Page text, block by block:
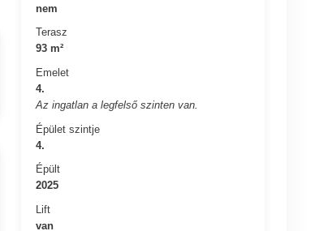
nem
Terasz
93 m²
Emelet
4.
Az ingatlan a legfelső szinten van.
Épület szintje
4.
Épült
2025
Lift
van